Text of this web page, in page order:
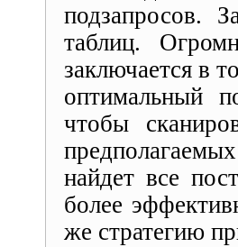
подзапросов.
таблиц.
заключается в
оптимальный
чтобы
найдет все
более
же стратегию